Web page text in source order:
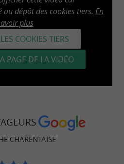
au dépôt des cookies tiers. En
plus
COOKIES TIERS
PAGE DE LA VIDÉO
CHARENTAISE